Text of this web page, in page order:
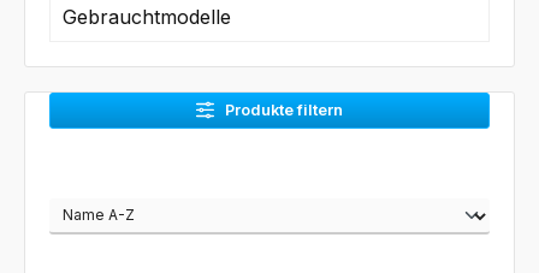
Gebrauchtmodelle
Produkte filtern